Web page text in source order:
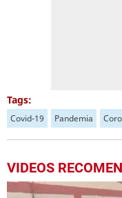
Tags:
Covid-19 Pandemia
VIDEOS